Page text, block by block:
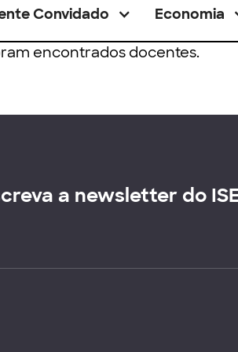
Convidado Economia
encontrados docentes.
a newsletter do